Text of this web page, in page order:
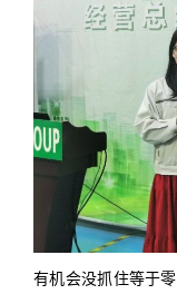
有机会没抓住等于零